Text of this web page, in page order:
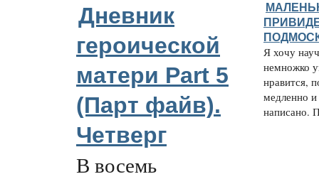
Дневник
героической
матери Part 5
(Парт файв).
Четверг
В восемь
Я хочу
немножко
нравится,
медленно
написано.